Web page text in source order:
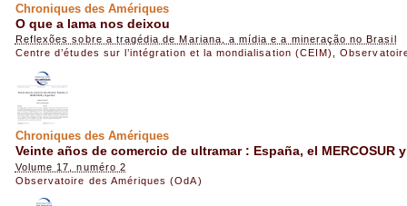
Chroniques des Amériques
O que a lama nos deixou
Reflexões sobre a tragédia de Mariana, a mídia e a mineração no Brasil
Centre d’études sur l’intégration et la mondialisation (CEIM) ,
Chroniques des Amériques
Veinte años de comercio de ultramar : España, el MERCOSUR
Volume 17, numéro 2
Observatoire des Amériques (OdA)